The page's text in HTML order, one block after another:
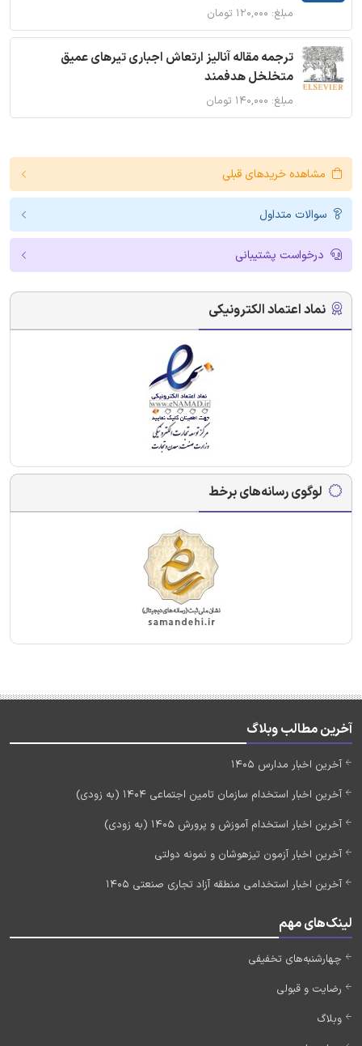
مبلغ: ۱۲۰,۰۰۰ تومان
ترجمه مقاله آنالیز ارتعاش اجباری تیرهای عمیق
متخلخل هدفمند
مبلغ: ۱۴۰,۰۰۰ تومان
مشاهده خریدهای قبلی
سوالات متداول
درخواست پشتیبانی
نماد اعتماد الکترونیکی
لوگوی رسانه‌های برخط
آخرین مطالب وبلاگ
آخرین اخبار مدارس 1405
آخرین اخبار استخدام سازمان تامین اجتماعی 1404 (به زودی)
آخرین اخبار استخدام آموزش و پرورش 1405 (به زودی)
آخرین اخبار آزمون تیزهوشان و نمونه دولتی
آخرین اخبار استخدامی منطقه آزاد تجاری صنعتی 1405
لینک‌های مهم
چهارشنبه‌های تخفیفی
رضایت و قبولی
وبلاگ